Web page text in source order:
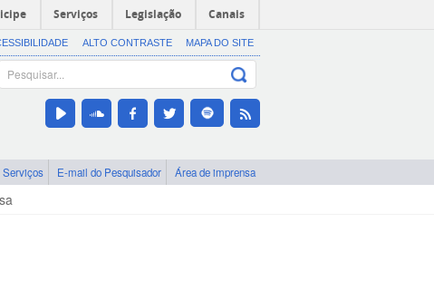
Serviços Legislação Canais
ALTO CONTRASTE MAPA DO SITE
Serviços E-mail do Pesquisador Área de imprensa